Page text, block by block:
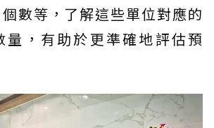
數等，了解這些單位對應的
量，有助於更準確地評估預